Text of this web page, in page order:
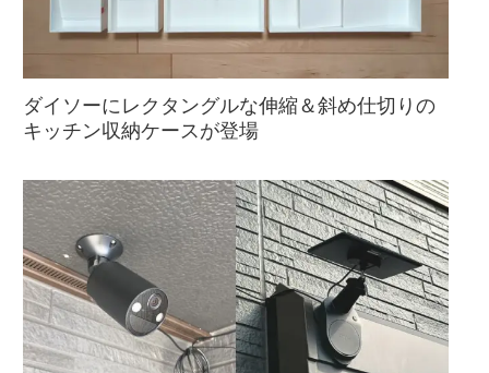
ダイソーにレクタングルな伸縮＆斜め仕切りの
キッチン収納ケースが登場